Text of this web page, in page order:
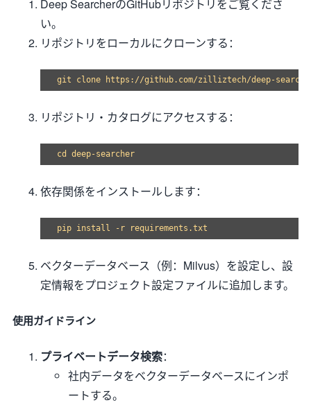
Deep SearcherのGitHubリポジトリをご覧くださ
い。
リポジトリをローカルにクローンする：
リポジトリ・カタログにアクセスする：
依存関係をインストールします：
ベクターデータベース（例：Milvus）を設定し、設
定情報をプロジェクト設定ファイルに追加します。
使用ガイドライン
プライベートデータ検索：
社内データをベクターデータベースにインポ
ートする。